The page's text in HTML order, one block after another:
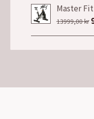
Master
13999,00kr